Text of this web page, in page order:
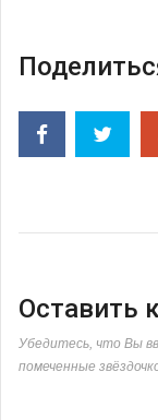
Оставить
Убедитесь, что Вы
помеченные